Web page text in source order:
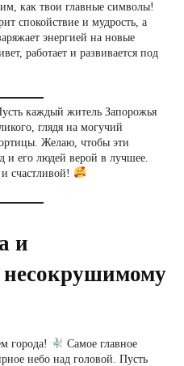
как твои главные символы!
спокойствие и мудрость, а
энергией на новые
работает и развивается под
каждый житель Запорожья
глядя на могучий
Желаю, чтобы эти
и его людей верой в лучшее.
счастливой!
и
несокрушимому
города!
Самое главное
небо над головой. Пусть